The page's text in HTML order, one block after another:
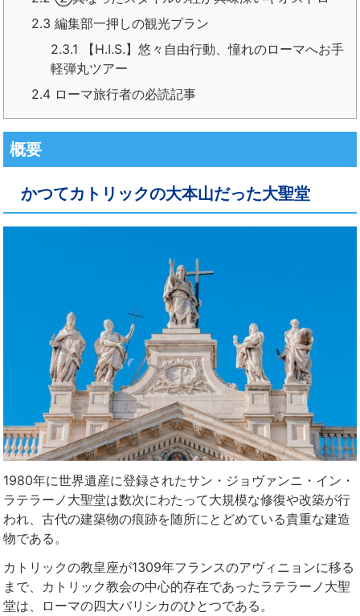
2.3 編集部一押しの観光プラン
2.3.1 【H.I.S.】悠々自由行動、憧れのローマへお手
軽弾丸ツアー
2.4 ローマ旅行者の必読記事
概要
かつてカトリックの大本山だった大聖堂
1980年に世界遺産に登録されたサン・ジョヴァンニ・イン・
ラテラーノ大聖堂は数次にわたって大規模な修復や改築が行
われ、古代の建築物の痕跡を随所にとどめている貴重な建造
物である。
カトリックの教皇座が1309年フランスのアヴィニョンに移る
まで、カトリック教会の中心的存在であったラテラーノ大聖
堂は、ローマの四大バリシカのひとつである。